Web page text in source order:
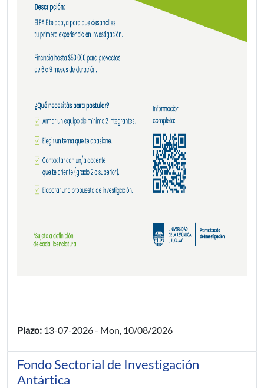
Plazo: 13-07-2026- Mon, 10/08/2026
Fondo Sectorial de Investigación
Antártica